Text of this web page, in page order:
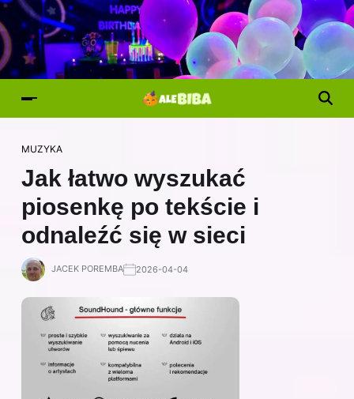
MUZYKA
Jak łatwo wyszukać
piosenkę po tekście i
odnaleźć się w sieci
JACEK POREMBA 2026-04-04